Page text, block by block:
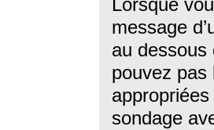
Lorsque
message
au dessous
pouvez pas
sondage